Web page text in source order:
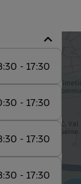
- 17:30
- 17:30
- 17:30
- 17:30